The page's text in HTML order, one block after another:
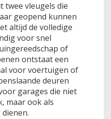
twee vleugels die
geopend kunnen
altijd de volledige
voor snel
of
ontstaat een
voor voertuigen of
deuren
garages die niet
maar ook als